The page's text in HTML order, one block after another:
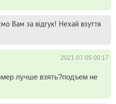
Вам за відгук! Нехай взуття
2021-07-05 00:17
лучше взять?подъем не